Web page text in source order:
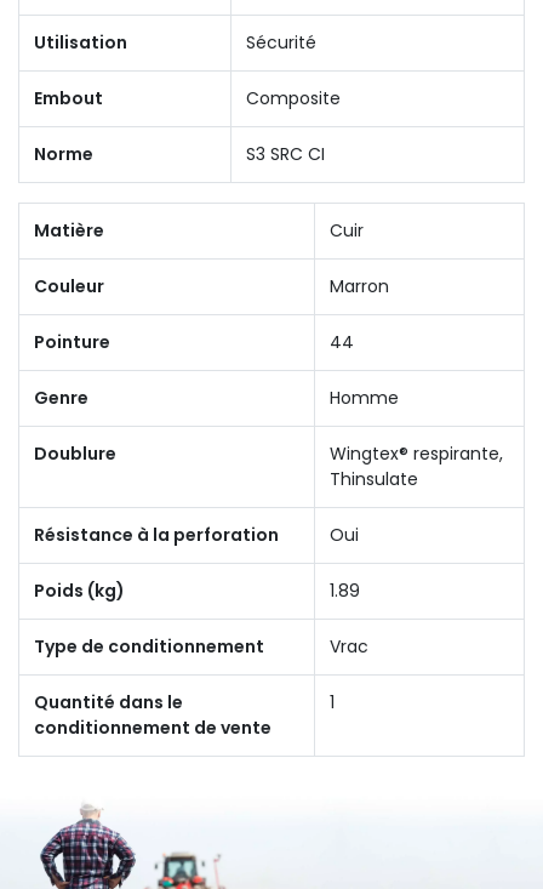
Utilisation Sécurité
Embout Composite
Norme S3 SRC CI
Matière Cuir
Couleur Marron
Pointure 44
Genre Homme
Doublure
Wingtex® respirante,
Thinsulate
Résistance à la perforation Oui
Poids (kg) 1.89
Type de conditionnement Vrac
Quantité dans le
conditionnement de vente
1